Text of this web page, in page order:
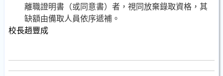
離職證明書（或同意書）者，視同放棄錄取資格，其
缺額由備取人員依序遞補。
校長趙豐成